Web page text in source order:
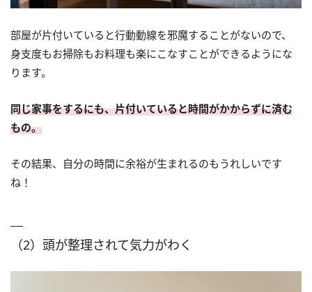
部屋が片付いていると行動動線を邪魔することがないので、
身支度もお掃除もお料理も楽にこなすことができるようにな
ります。
同じ家事をするにも、片付いていると時間がかからずに済む
もの。
その結果、自分の時間に余裕が生まれるのもうれしいです
ね！
（2）頭が整理されて気力がわく